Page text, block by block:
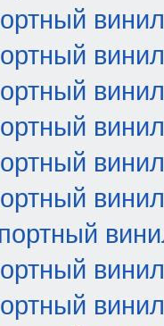
винил
винил
винил
винил
винил
винил
винил
винил